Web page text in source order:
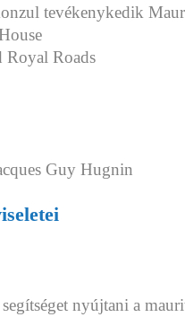
tevékenykedik
Roads
Guy Hugnin
nyújtani a